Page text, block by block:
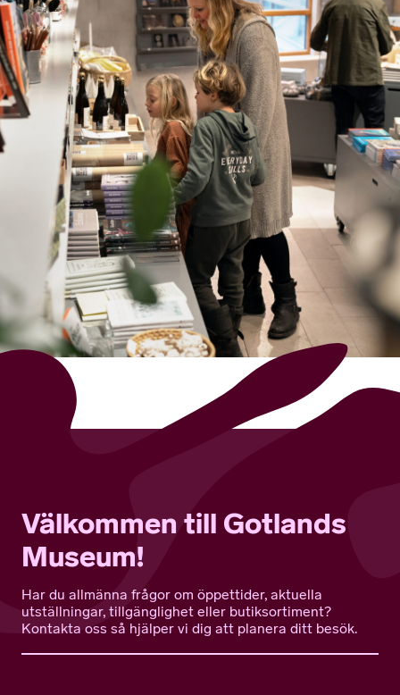
Välkommen till Gotlands
Museum!
Har du allmänna frågor om öppettider, aktuella
utställningar, tillgänglighet eller butiksortiment?
Kontakta oss så hjälper vi dig att planera ditt besök.